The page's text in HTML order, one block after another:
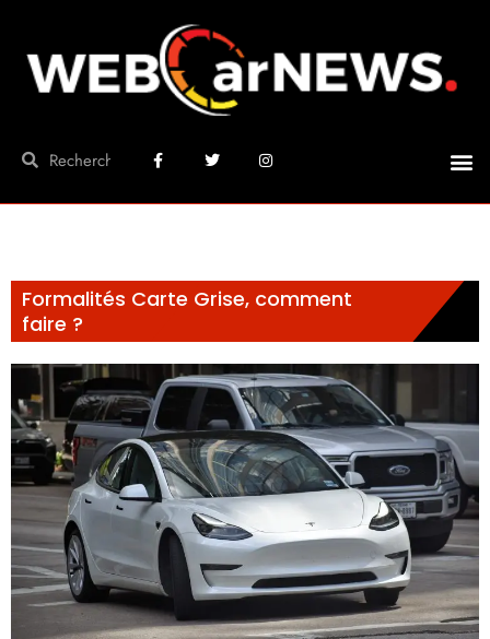
Formalités Carte Grise, comment
faire ?